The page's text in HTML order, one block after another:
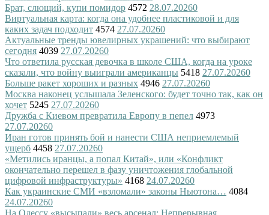
Брат, слющий, купи помидор 4572 28.07.20260
Виртуальная карта: когда она удобнее пластиковой и для
каких задач подходит 4574 27.07.20260
Актуальные тренды ювелирных украшений: что выбирают
сегодня 4039 27.07.20260
Что ответила русская девочка в школе США, когда на уроке
сказали, что войну выиграли американцы 5418 27.07.20260
Больше ракет хороших и разных 4946 27.07.20260
Москва наконец услышала Зеленского: будет точно так, как он
хочет 5245 27.07.20260
Дружба с Киевом превратила Европу в пепел 4973
27.07.20260
Иран готов принять бой и нанести США неприемлемый
ущерб 4458 27.07.20260
«Метились иранцы, а попал Китай», или «Конфликт
окончательно перешел в фазу уничтожения глобальной
цифровой инфраструктуры» 4168 24.07.20260
Как украинские СМИ «взломали» законы Ньютона… 4084
24.07.20260
На Одессу «высыпали» весь арсенал: Непрерывная